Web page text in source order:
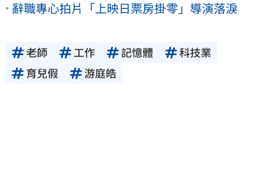
辭職專心拍片「上映日票房掛零」導演落淚
老師 工作 記憶體
科技業
育兒假
游庭皓